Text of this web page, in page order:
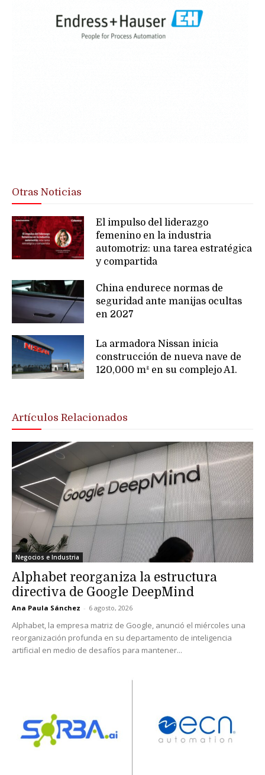
Otras Noticias
El impulso del liderazgo
femenino en la industria
automotriz: una tarea estratégica
y compartida
China endurece normas de
seguridad ante manijas ocultas
en 2027
La armadora Nissan inicia
construcción de nueva nave de
120,000 m² en su complejo A1.
Artículos Relacionados
Negocios e Industria
Alphabet reorganiza la estructura
directiva de Google DeepMind
Ana Paula Sánchez - 6 agosto, 2026
Alphabet, la empresa matriz de Google, anunció el miércoles una
reorganización profunda en su departamento de inteligencia
artificial en medio de desafíos para mantener...